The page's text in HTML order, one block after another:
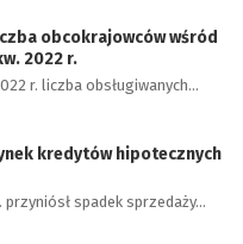
obcokrajowców wśród
2022 r.
r. liczba obsługiwanych…
kredytów hipotecznych
przyniósł spadek sprzedaży…